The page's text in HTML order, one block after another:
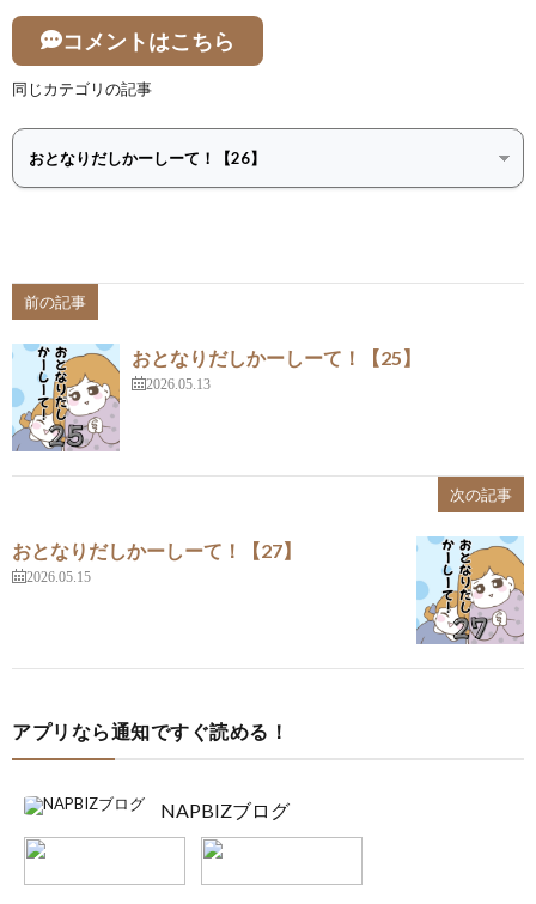
コメントはこちら
同じカテゴリの記事
前の記事
おとなりだしかーしーて！【25】
2026.05.13
次の記事
おとなりだしかーしーて！【27】
2026.05.15
アプリなら通知ですぐ読める！
NAPBIZブログ